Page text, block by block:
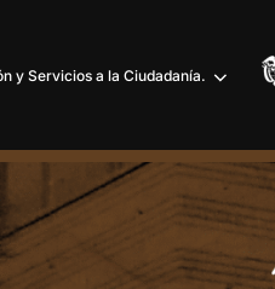
y Servicios a la Ciudadanía.